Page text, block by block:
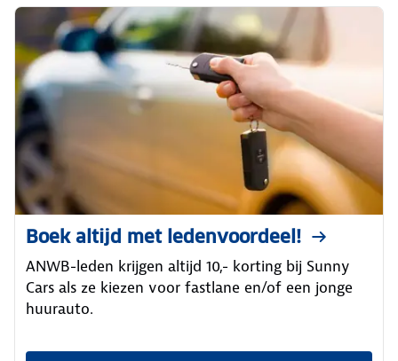
Boek altijd met ledenvoordeel!
ANWB-leden krijgen altijd 10,- korting bij Sunny
Cars als ze kiezen voor fastlane en/of een jonge
huurauto.